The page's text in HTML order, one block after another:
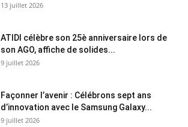
13 juillet 2026
ATIDI célèbre son 25è anniversaire lors de
son AGO, affiche de solides...
9 juillet 2026
Façonner l’avenir : Célébrons sept ans
d’innovation avec le Samsung Galaxy...
9 juillet 2026